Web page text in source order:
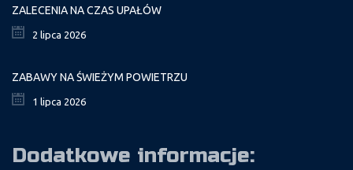
ZALECENIA NA CZAS UPAŁÓW
2 lipca 2026
ZABAWY NA ŚWIEŻYM POWIETRZU
1 lipca 2026
Dodatkowe informacje: